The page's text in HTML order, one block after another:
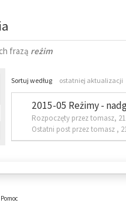
frazą reżim
Sortuj według ostatniej aktualizacji
2015-05 Reżimy -
Rozpoczęty przez tomasz, 21
Ostatni post przez tomasz ,
Pomoc